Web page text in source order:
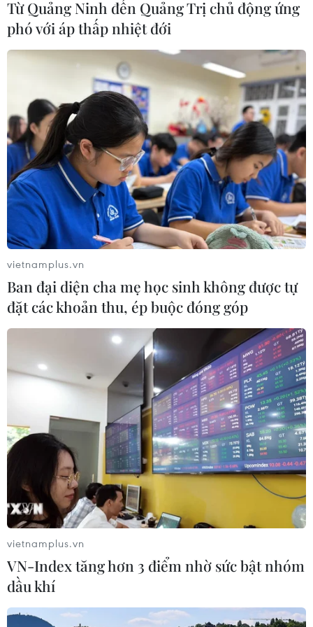
đổi màu mắt vĩnh viễn
24/03/2026 06:38
Cho kẹo dẻo vào tủ đông: Trào lưu
ăn vặt thú vị của giới trẻ Hàn Quốc
11/03/2026 10:15
Johatsu: Chuyện về những người
"mất tích tự nguyện" tại Nhật Bản
10/03/2026 04:44
Chuyện hi hữu tại Nhật Bản: 6 học
sinh nhập viện sau khi ăn pizza
Anh: Có điều gì đặc biệt trong bữa ăn
trưa Chủ Nhật đắt hàng nhất thế
giới?
13/02/2026 22:08
Xem thêm
CƠ QUAN CHỦ QUẢN: THÔNG TẤN XÃ VIỆT NAM
Từ Quảng Ninh đến Quảng Trị chủ động ứng
phó với áp thấp nhiệt đới
vietnamplus.vn
Ban đại diện cha mẹ học sinh không được tự
đặt các khoản thu, ép buộc đóng góp
vietnamplus.vn
VN-Index tăng hơn 3 điểm nhờ sức bật nhóm
dầu khí